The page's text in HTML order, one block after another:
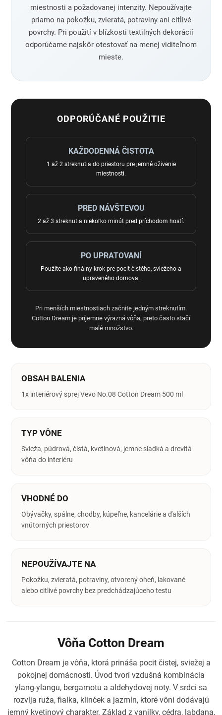
miestnosti a požadovanej intenzity. Nepoužívajte
priamo na pokožku, zvieratá, potraviny ani citlivé
povrchy. Pri použití v blízkosti textilných dekorácií
odporúčame najskôr otestovať na menej viditeľnom
mieste.
ODPORÚČANÉ POUŽITIE
KAŽDODENNÁ ČISTOTA
1 až 2 streknutia do priestoru pre jemné oživenie
miestnosti.
PRED NÁVŠTEVOU
2 až 3 streknutia niekoľko minút pred príchodom hostí.
PO UPRATOVANÍ
Použite ako finálny krok pre pocit čistého, sviežeho a
upraveného domova.
Pri menších miestnostiach začnite jedným streknutím.
Cotton Dream je príjemne výrazná vôňa, preto často stačí
malé množstvo.
OBSAH BALENIA
1x interiérový sprej Vevo No.08 Cotton Dream 500 ml
TYP VÔNE
Svieža, púdrová, čistá, kvetinová, jemne sladká a drevitá
vôňa do interiéru
VHODNÉ DO
Obývačky, spálne, chodby, kúpeľne, kancelárie a ďalších
vnútorných priestorov
NEPOUŽÍVAJTE NA
Pokožku, zvieratá, potraviny, otvorený oheň, lakované
alebo citlivé povrchy bez predchádzajúceho testu
Vôňa Cotton Dream
Cotton Dream je vôňa, ktorá prináša pocit čistej, sviežej a
pokojnej domácnosti. Úvod tvorí vzdušná kombinácia
ylang-ylangu, bergamotu a aldehydovej noty. V srdci sa
rozvíja ruža, fialka, klinček a jazmín, ktoré vôni dodávajú
jemný kvetinový charakter. Základ z vanilky, cédra, labdana,